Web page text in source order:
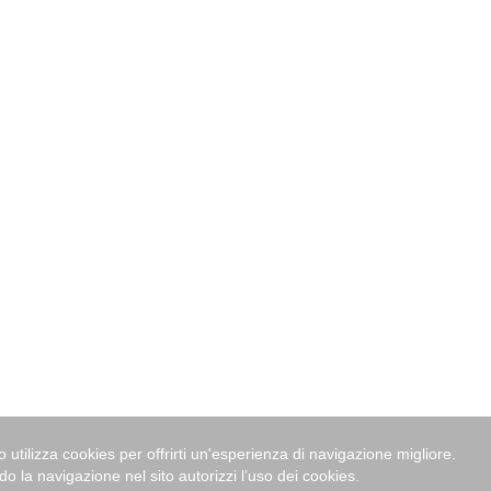
utilizza cookies per offrirti un'esperienza di navigazione migliore.
la navigazione nel sito autorizzi l’uso dei cookies.